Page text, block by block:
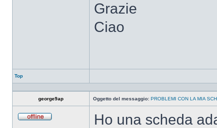
Grazie
Ciao
Top
george9ap Oggetto del messaggio: PROBLEMI CON LA MIA
Ho una scheda